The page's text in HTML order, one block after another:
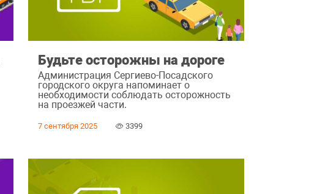
Будьте осторожны на дороге
Администрация Сергиево-Посадского
городского округа напоминает о
необходимости соблюдать осторожность
на проезжей части.
7 сентября 2025 3399